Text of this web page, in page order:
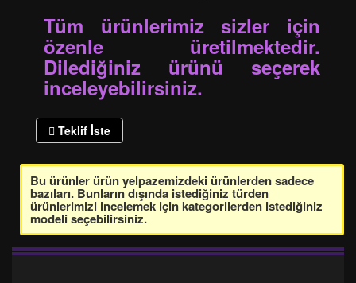
Tüm ürünlerimiz sizler için
özenle üretilmektedir.
Dilediğiniz ürünü seçerek
inceleyebilirsiniz.
Teklif İste
Bu ürünler ürün yelpazemizdeki ürünlerden sadece
bazıları. Bunların dışında istediğiniz türden
ürünlerimizi incelemek için kategorilerden istediğiniz
modeli seçebilirsiniz.